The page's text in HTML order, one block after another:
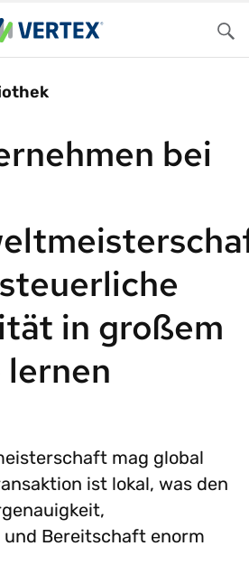
bei
in großem
mag global
ist lokal, was den
Bereitschaft enorm